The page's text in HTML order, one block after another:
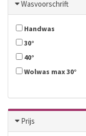
Wasvoorschrift
Handwas
30°
40°
Wolwas max 30°
Prijs